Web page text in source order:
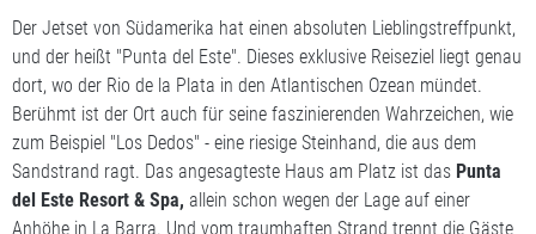
Der Jetset von Südamerika hat einen absoluten Lieblingstreffpunkt,
und der heißt "Punta del Este". Dieses exklusive Reiseziel liegt genau
dort, wo der Rio de la Plata in den Atlantischen Ozean mündet.
Berühmt ist der Ort auch für seine faszinierenden Wahrzeichen, wie
zum Beispiel "Los Dedos" - eine riesige Steinhand, die aus dem
Sandstrand ragt. Das angesagteste Haus am Platz ist das Punta
del Este Resort & Spa, allein schon wegen der Lage auf einer
Anhöhe in La Barra. Und vom traumhaften Strand trennt die Gäste